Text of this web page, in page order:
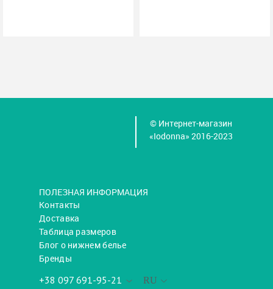
© Интернет-магазин
«Iodonna» 2016-2023
ПОЛЕЗНАЯ ИНФОРМАЦИЯ
Контакты
Доставка
Таблица размеров
Блог о нижнем белье
Бренды
RU
+38 097 691-95-21